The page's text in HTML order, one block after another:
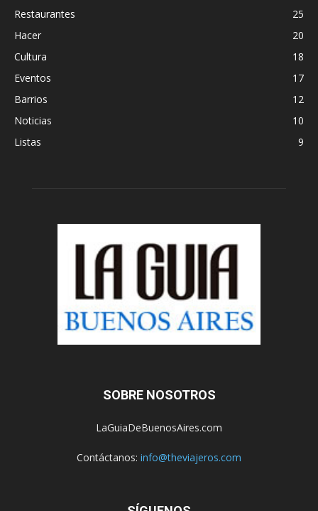
Restaurantes
25
Hacer
20
Cultura
18
Eventos
17
Barrios
12
Noticias
10
Listas
9
SOBRE NOSOTROS
LaGuiaDeBuenosAires.com
Contáctanos: info@theviajeros.com